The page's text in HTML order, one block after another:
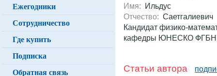
Имя: Ильдус
Отчество: Саетгалиевич
Кандидат физико-
кафедры ЮНЕСКО
Статьи автора
Ежегодники
Сотрудничество
Где купить
Подписка
Обратная связь